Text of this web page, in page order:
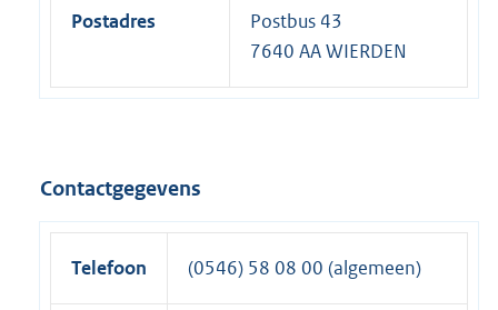
Postadres
Postbus 43
7640 AA WIERDEN
Contactgegevens
Telefoon (0546) 58 08 00 (algemeen)